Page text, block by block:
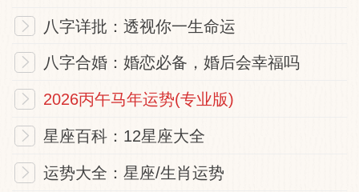
八字详批：透视你一生命运
八字合婚：婚恋必备，婚后会幸福吗
2026丙午马年运势(专业版)
星座百科：12星座大全
运势大全：星座/生肖运势